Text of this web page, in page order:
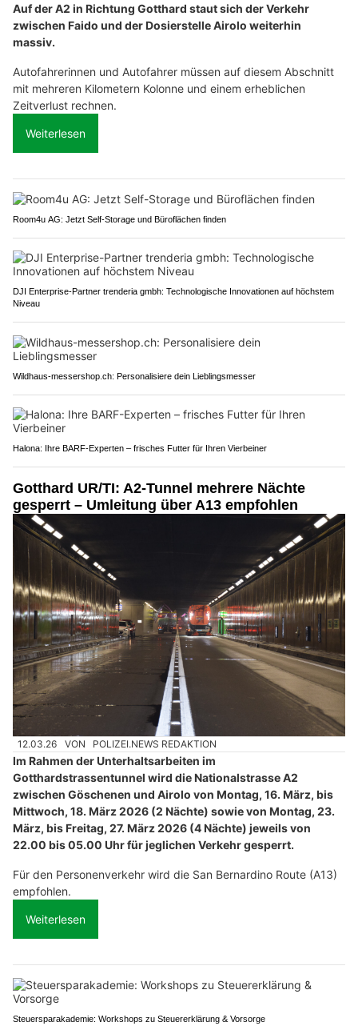
Auf der A2 in Richtung Gotthard staut sich der Verkehr
zwischen Faido und der Dosierstelle Airolo weiterhin
massiv.
Autofahrerinnen und Autofahrer müssen auf diesem Abschnitt
mit mehreren Kilometern Kolonne und einem erheblichen
Zeitverlust rechnen.
Weiterlesen
Room4u AG: Jetzt Self-Storage und Büroflächen finden
DJI Enterprise-Partner trenderia gmbh: Technologische Innovationen auf höchstem
Niveau
Wildhaus-messershop.ch: Personalisiere dein Lieblingsmesser
Halona: Ihre BARF-Experten – frisches Futter für Ihren Vierbeiner
Gotthard UR/TI: A2-Tunnel mehrere Nächte
gesperrt – Umleitung über A13 empfohlen
12.03.26 VON POLIZEI.NEWS REDAKTION
Im Rahmen der Unterhaltsarbeiten im
Gotthardstrassentunnel wird die Nationalstrasse A2
zwischen Göschenen und Airolo von Montag, 16. März, bis
Mittwoch, 18. März 2026 (2 Nächte) sowie von Montag, 23.
März, bis Freitag, 27. März 2026 (4 Nächte) jeweils von
22.00 bis 05.00 Uhr für jeglichen Verkehr gesperrt.
Für den Personenverkehr wird die San Bernardino Route (A13)
empfohlen.
Weiterlesen
Steuersparakademie: Workshops zu Steuererklärung & Vorsorge